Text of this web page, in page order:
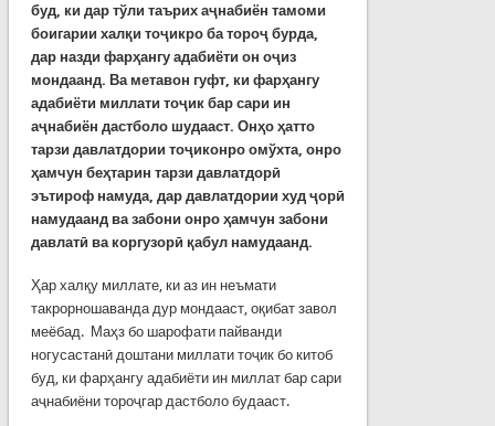
буд, ки дар тўли таърих аҷнабиён тамоми
боигарии халқи тоҷикро ба тороҷ бурда,
дар назди фарҳангу адабиёти он оҷиз
мондаанд. Ва метавон гуфт, ки фарҳангу
адабиёти миллати тоҷик бар сари ин
аҷнабиён дастболо шудааст. Онҳо ҳатто
тарзи давлатдории тоҷиконро омўхта, онро
ҳамчун беҳтарин тарзи давлатдорӣ
эътироф намуда, дар давлатдории худ ҷорӣ
намудаанд ва забони онро ҳамчун забони
давлатӣ ва коргузорӣ қабул намудаанд.
Ҳар халқу миллате, ки аз ин неъмати
такрорношаванда дур мондааст, оқибат завол
меёбад. Маҳз бо шарофати пайванди
ногусастанӣ доштани миллати тоҷик бо китоб
буд, ки фарҳангу адабиёти ин миллат бар сари
аҷнабиёни тороҷгар дастболо будааст.